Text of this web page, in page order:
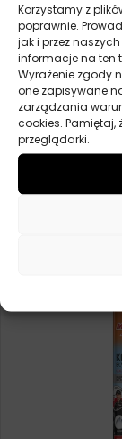
Korzystamy z
poprawnie.
jak i przez
informacje na ten
Wyrażenie zgody
one zapisywane
zarządzania
cookies. Pamiętaj,
przeglądarki.
DODAJ OPINIĘ
Podobne